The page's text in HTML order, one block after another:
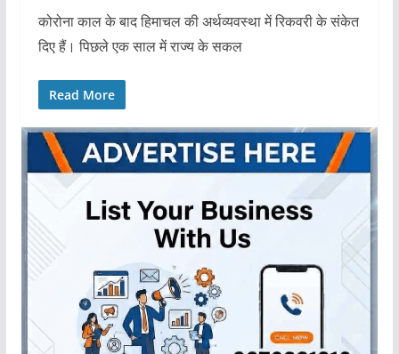
कोरोना काल के बाद हिमाचल की अर्थव्यवस्था में रिकवरी के संकेत
दिए हैं। पिछले एक साल में राज्य के सकल
Read More